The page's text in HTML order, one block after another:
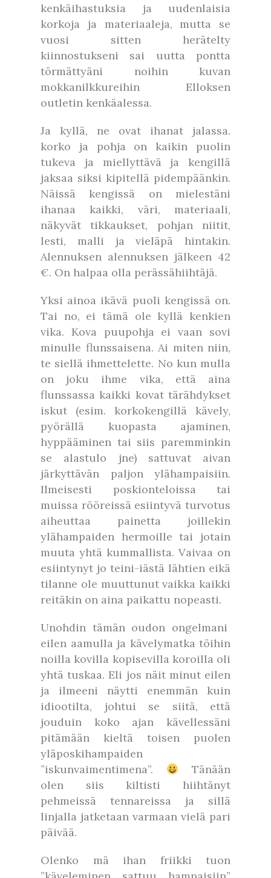
kenkäihastuksia ja uudenlaisia
korkoja ja materiaaleja, mutta se
vuosi sitten herätelty
kiinnostukseni sai uutta pontta
törmättyäni noihin kuvan
mokkanilkkureihin Elloksen
outletin kenkäalessa.
Ja kyllä, ne ovat ihanat jalassa.
korko ja pohja on kaikin puolin
tukeva ja miellyttävä ja kengillä
jaksaa siksi kipitellä pidempäänkin.
Näissä kengissä on mielestäni
ihanaa kaikki, väri, materiaali,
näkyvät tikkaukset, pohjan niitit,
lesti, malli ja vieläpä hintakin.
Alennuksen alennuksen jälkeen 42
€. On halpaa olla perässähiihtäjä.
Yksi ainoa ikävä puoli kengissä on.
Tai no, ei tämä ole kyllä kenkien
vika. Kova puupohja ei vaan sovi
minulle flunssaisena. Ai miten niin,
te siellä ihmettelette. No kun mulla
on joku ihme vika, että aina
flunssassa kaikki kovat tärähdykset
iskut (esim. korkokengillä kävely,
pyörällä kuopasta ajaminen,
hyppääminen tai siis paremminkin
se alastulo jne) sattuvat aivan
järkyttävän paljon ylähampaisiin.
Ilmeisesti poskionteloissa tai
muissa rööreissä esiintyvä turvotus
aiheuttaa painetta joillekin
ylähampaiden hermoille tai jotain
muuta yhtä kummallista. Vaivaa on
esiintynyt jo teini-iästä lähtien eikä
tilanne ole muuttunut vaikka kaikki
reitäkin on aina paikattu nopeasti.
Unohdin tämän oudon ongelmani
eilen aamulla ja kävelymatka töihin
noilla kovilla kopisevilla koroilla oli
yhtä tuskaa. Eli jos näit minut eilen
ja ilmeeni näytti enemmän kuin
idiootilta, johtui se siitä, että
jouduin koko ajan kävellessäni
pitämään kieltä toisen puolen
yläposkihampaiden
”iskunvaimentimena”.
Tänään
olen siis kiltisti hiihtänyt
pehmeissä tennareissa ja sillä
linjalla jatketaan varmaan vielä pari
päivää.
Olenko mä ihan friikki tuon